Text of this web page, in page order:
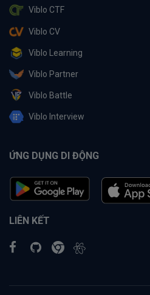
Viblo CTF
Viblo CV
Viblo Learning
Viblo Partner
Viblo Battle
Viblo Interview
ỨNG DỤNG DI ĐỘNG
LIÊN KẾT